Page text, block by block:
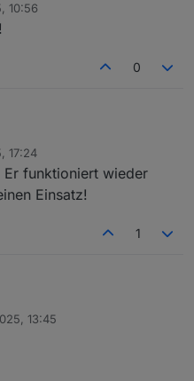
10:56
0
17:24
funktioniert wieder
Einsatz!
1
noch immer gibt. Ich
HM-LC-Sw1-FM mit
einen ebenfalls defekten
unbekannt) hier liegen. Ich
ich gelesen und bin mit den
Bitte schicke mir deine
13:45